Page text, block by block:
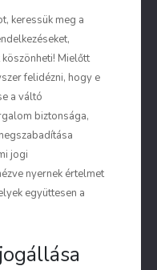
keressük meg a
Mielőtt
felidézni, hogy e
a váltó
biztonsága,
jogi
nyernek értelmet
együttesen a